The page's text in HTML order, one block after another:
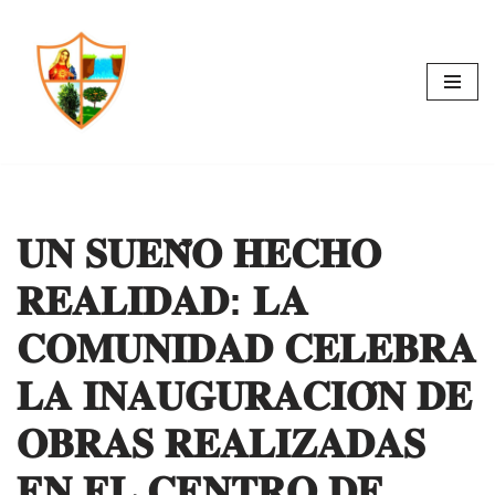
Saltar
contenido
𝐔𝐍 𝐒𝐔𝐄𝐍̃𝐎 𝐇𝐄𝐂𝐇𝐎
𝐑𝐄𝐀𝐋𝐈𝐃𝐀𝐃: 𝐋𝐀
𝐂𝐎𝐌𝐔𝐍𝐈𝐃𝐀𝐃 𝐂𝐄𝐋𝐄𝐁𝐑𝐀
𝐋𝐀 𝐈𝐍𝐀𝐔𝐆𝐔𝐑𝐀𝐂𝐈𝐎́𝐍 𝐃𝐄
𝐎𝐁𝐑𝐀𝐒 𝐑𝐄𝐀𝐋𝐈𝐙𝐀𝐃𝐀𝐒